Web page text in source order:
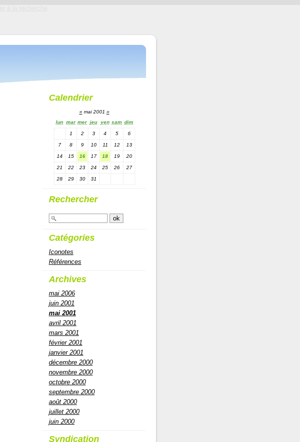
Calendrier
«mai 2001 »
lun mar mer jeu ven sam dim
1 2 3 4 5 6
7 8 9 10 11 12 13
14 15 16 17 18 19 20
21 22 23 24 25 26 27
28 29 30 31
Rechercher
Catégories
Iconotes
Références
Archives
mai 2006
juin 2001
mai 2001
avril 2001
mars 2001
février 2001
janvier 2001
décembre 2000
novembre 2000
octobre 2000
septembre 2000
août 2000
juillet 2000
juin 2000
Syndication